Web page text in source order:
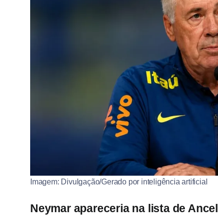
Imagem: Divulgação/Gerado por inteligência artificial
Neymar apareceria na lista de